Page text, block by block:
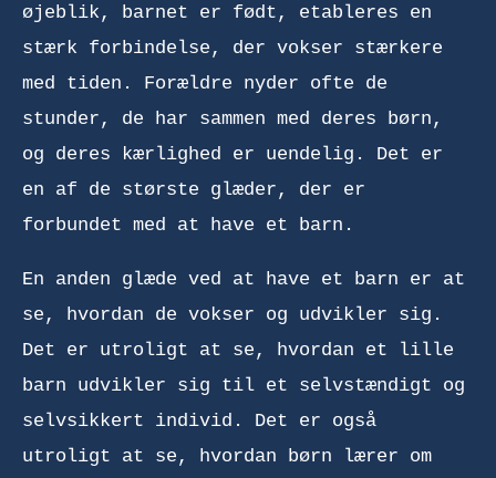
øjeblik, barnet er født, etableres en
stærk forbindelse, der vokser stærkere
med tiden. Forældre nyder ofte de
stunder, de har sammen med deres børn,
og deres kærlighed er uendelig. Det er
en af de største glæder, der er
forbundet med at have et barn.
En anden glæde ved at have et barn er at
se, hvordan de vokser og udvikler sig.
Det er utroligt at se, hvordan et lille
barn udvikler sig til et selvstændigt og
selvsikkert individ. Det er også
utroligt at se, hvordan børn lærer om